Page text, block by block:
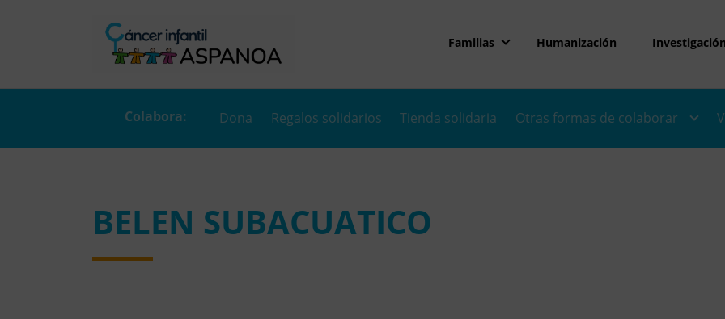
Familias Humanización Investigación
Dona Regalos solidarios Tienda solidaria Otras formas de colaborar
BELEN SUBACUATICO